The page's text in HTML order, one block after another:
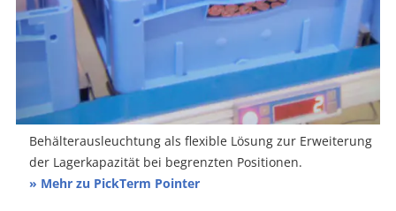
Behälterausleuchtung als flexible Lösung zur Erweiterung
der Lagerkapazität bei begrenzten Positionen.
» Mehr zu PickTerm Pointer